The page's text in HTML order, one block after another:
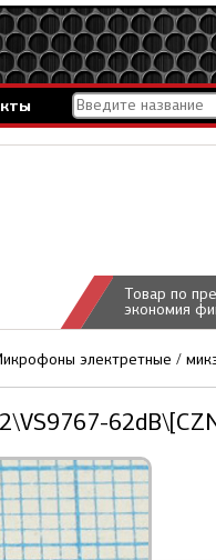
Товар по
экономия
электретные /